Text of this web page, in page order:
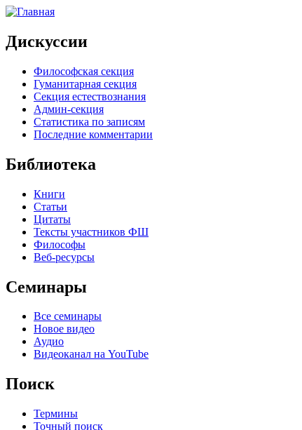
Дискуссии
Философская секция
Гуманитарная секция
Секция естествознания
Админ-секция
Статистика по записям
Последние комментарии
Библиотека
Книги
Статьи
Цитаты
Тексты участников ФШ
Философы
Веб-ресурсы
Семинары
Все семинары
Новое видео
Аудио
Видеоканал на YouTube
Поиск
Термины
Точный поиск